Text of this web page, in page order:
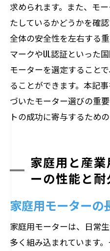
求められます。また、モ
たしているかどうかを確
全体の安全性を左右する
マークやUL認証といった
モーターを選定すること
ることができます。本記
づいたモーター選びの重
トの成功に寄与するため
家庭用と産
ーの性能と
家庭用モーターの
家庭用モーターは、日常
多く組み込まれています